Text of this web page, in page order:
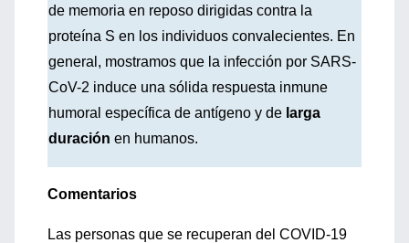
de memoria en reposo dirigidas contra la
proteína S en los individuos convalecientes. En
general, mostramos que la infección por SARS-
CoV-2 induce una sólida respuesta inmune
humoral específica de antígeno y de larga
duración en humanos.
Comentarios
Las personas que se recuperan del COVID-19